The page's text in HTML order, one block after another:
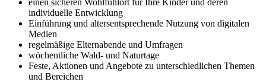
individuelle Entwicklung
Einführung und altersentsprechende Nutzung von digitalen
Medien
regelmäßige Elternabende und Umfragen
wöchentliche Wald- und Naturtage
Feste, Aktionen und Angebote zu unterschiedlichen Themen
und Bereichen